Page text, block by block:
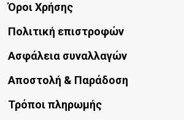
Όροι Χρήσης
Πολιτική επιστροφών
Ασφάλεια συναλλαγών
Αποστολή & Παράδοση
Τρόποι πληρωμής